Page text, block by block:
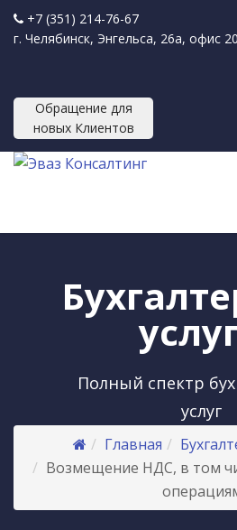
+7 (351) 214-76-67
г. Челябинск, Энгельса, 26а, офис 20
Обращение для
новых Клиентов
Полный спектр
услуг
Главная
Возмещение НДС, в том